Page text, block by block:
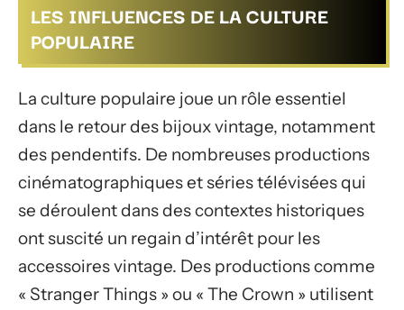
LES INFLUENCES DE LA CULTURE
POPULAIRE
La culture populaire joue un rôle essentiel
dans le retour des bijoux vintage, notamment
des pendentifs. De nombreuses productions
cinématographiques et séries télévisées qui
se déroulent dans des contextes historiques
ont suscité un regain d’intérêt pour les
accessoires vintage. Des productions comme
« Stranger Things » ou « The Crown » utilisent